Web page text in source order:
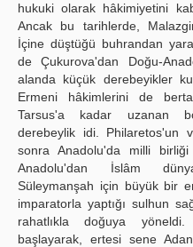
hukuki olarak hâkimiyetini
Ancak bu tarihlerde,
İçine düştüğü buhrandan
de Çukurova'dan Doğu-
alanda küçük derebeyikler
Ermeni hâkimlerini de
Tarsus'a kadar uzanan
derebeylik idi. Philaretos'un
sonra Anadolu'da milli
Anadolu'dan İslâm
Süleymanşah için büyük bir
imparatorla yaptığı sulhun
rahatlıkla doğuya
başlayarak, ertesi sene